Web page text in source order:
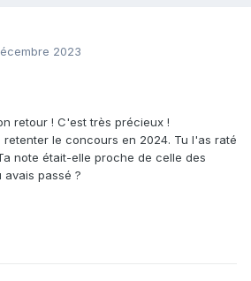
2023
retour ! C'est très précieux !
le concours en 2024. Tu l'as raté
note était-elle proche de celle des
passé ?